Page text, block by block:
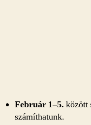
Február 1–5. között
számíthatunk.